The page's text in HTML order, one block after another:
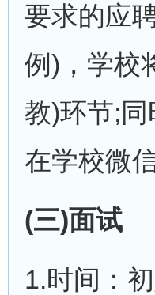
要求的应
例)，学校
教)环节;
在学校微
(三)面试
1.时间：